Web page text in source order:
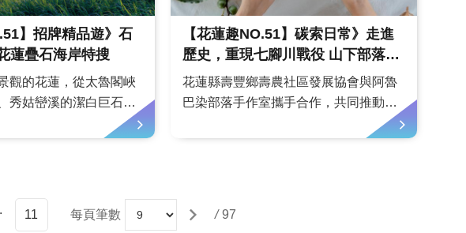
】招牌精品遊》石
，有看頭 花蓮疊石海岸特搜
觀的花蓮，從太魯閣峽
秀姑巒溪的潔白巨石，
溫潤鵝卵石，這些景點
的意象。花蓮特產的石
南沿著海岸延伸，轉化
花蓮加油的意涵。文／
【花蓮趣NO.51】碳索日常》走進
歷史，重現七腳川戰役 山下部落的
文化走讀
花蓮縣壽豐鄉壽農社區發展協會與阿魯
巴染部落手作室攜手合作，共同推動山
下部落特色體驗活動，其中以阿美族歷
史中的「七腳川戰役」為主軸，結合文
11 每頁筆數 / 97